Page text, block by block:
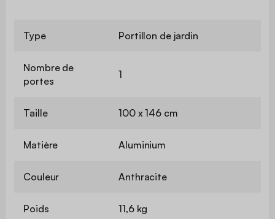
Type Portillon de jardin
Nombre de
portes
1
Taille 100 x 146 cm
Matière Aluminium
Couleur Anthracite
Poids 11,6 kg